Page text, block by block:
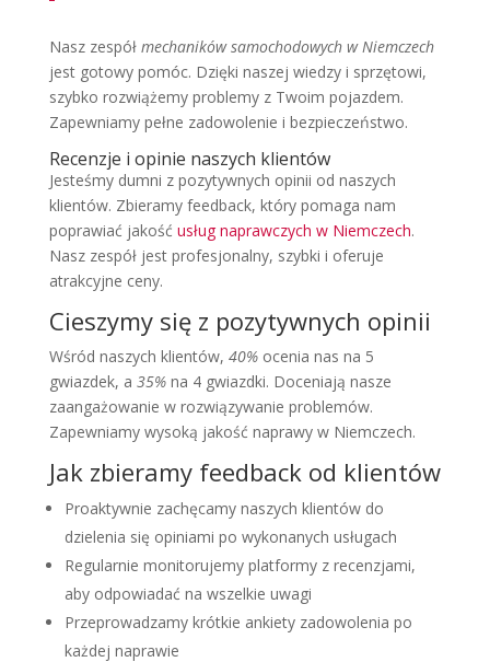
Nasz zespół mechaników samochodowych w Niemczech
jest gotowy pomóc. Dzięki naszej wiedzy i sprzętowi,
szybko rozwiążemy problemy z Twoim pojazdem.
Zapewniamy pełne zadowolenie i bezpieczeństwo.
Recenzje i opinie naszych klientów
Jesteśmy dumni z pozytywnych opinii od naszych
klientów. Zbieramy feedback, który pomaga nam
poprawiać jakość usług naprawczych w Niemczech.
Nasz zespół jest profesjonalny, szybki i oferuje
atrakcyjne ceny.
Cieszymy się z pozytywnych opinii
Wśród naszych klientów, 40%ocenia nas na 5
gwiazdek, a 35%na 4 gwiazdki. Doceniają nasze
zaangażowanie w rozwiązywanie problemów.
Zapewniamy wysoką jakość naprawy w Niemczech.
Jak zbieramy feedback od klientów
Proaktywnie zachęcamy naszych klientów do
dzielenia się opiniami po wykonanych usługach
Regularnie monitorujemy platformy z recenzjami,
aby odpowiadać na wszelkie uwagi
Przeprowadzamy krótkie ankiety zadowolenia po
każdej naprawie